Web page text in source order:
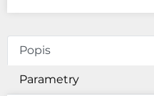
Popis
Parametry